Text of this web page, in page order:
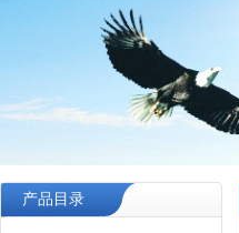
产品目录